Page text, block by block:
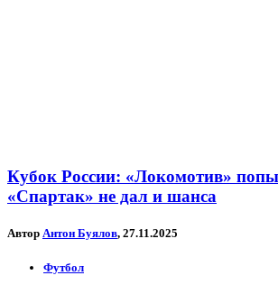
Кубок России: «Локомотив»
«Спартак» не дал и шанса
Автор Антон Буялов, 27.11.2025
Футбол